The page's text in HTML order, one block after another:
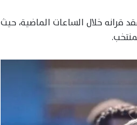
قرانه خلال الساعات الماضية، حيث